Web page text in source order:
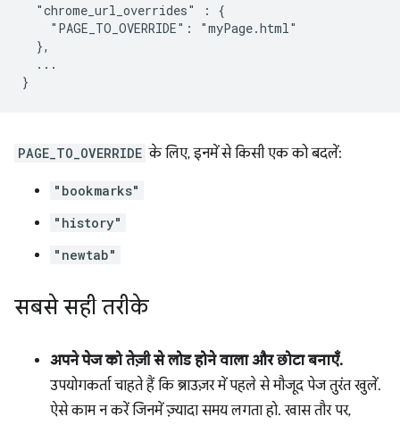
  "chrome_url_overrides" : {
    "PAGE_TO_OVERRIDE": "myPage.html"
  },
  ...
PAGE_TO_OVERRIDE के लिए, इनमें से किसी एक को बदलें:
"bookmarks"
"history"
"newtab"
सबसे सही तरीके
अपने पेज को तेज़ी से लोड होने वाला और छोटा बनाएँ.
उपयोगकर्ता चाहते हैं कि ब्राउज़र में पहले से मौजूद पेज तुरंत खुलें.
ऐसे काम न करें जिनमें ज़्यादा समय लगता हो. खास तौर पर,